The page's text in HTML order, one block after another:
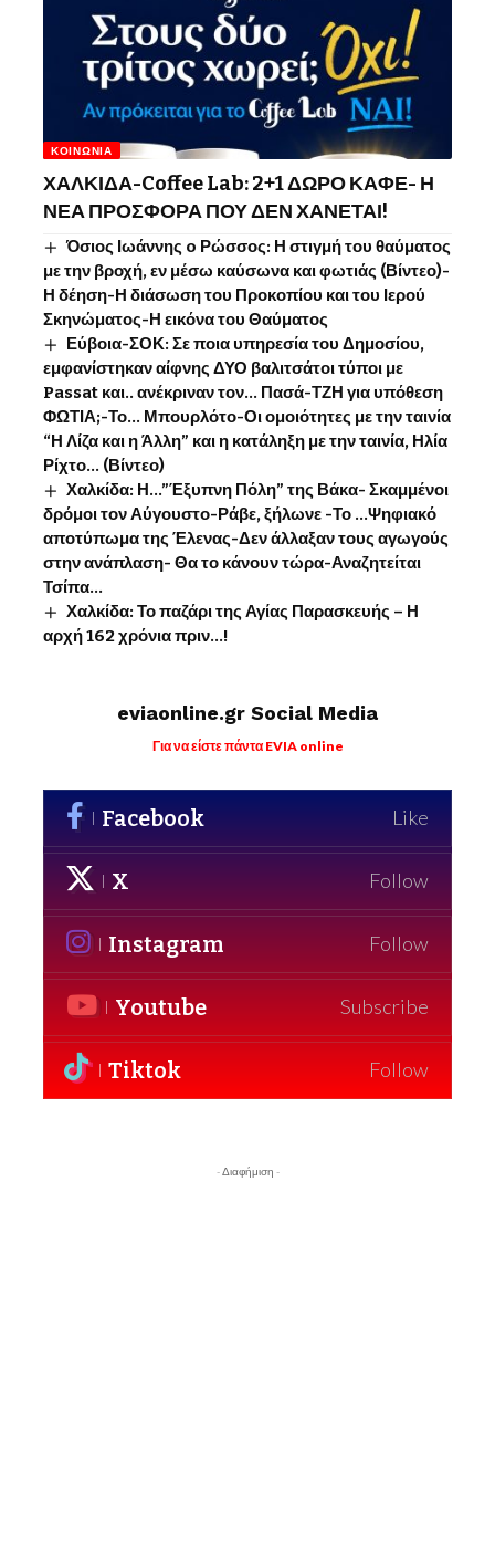
ΚΟΙΝΩΝΊΑ
ΧΑΛΚΙΔΑ-Coffee Lab: 2+1 ΔΩΡΟ ΚΑΦΕ- Η
ΝΕΑ ΠΡΟΣΦΟΡΑ ΠΟΥ ΔΕΝ ΧΑΝΕΤΑΙ!
Όσιος Ιωάννης o Ρώσσος: Η στιγμή του θαύματος
με την βροχή, εν μέσω καύσωνα και φωτιάς (Βίντεο)-
Η δέηση-Η διάσωση του Προκοπίου και του Ιερού
Σκηνώματος-Η εικόνα του Θαύματος
Εύβοια-ΣΟΚ: Σε ποια υπηρεσία του Δημοσίου,
εμφανίστηκαν αίφνης ΔΥΟ βαλιτσάτοι τύποι με
Passat και.. ανέκριναν τον… Πασά-ΤΖΗ για υπόθεση
ΦΩΤΙΑ;-Το… Μπουρλότο-Οι ομοιότητες με την ταινία
“Η Λίζα και η Άλλη” και η κατάληξη με την ταινία, Ηλία
Ρίχτο… (Βίντεο)
Χαλκίδα: Η…”Έξυπνη Πόλη” της Βάκα- Σκαμμένοι
δρόμοι τον Αύγουστο-Ράβε, ξήλωνε -Το …Ψηφιακό
αποτύπωμα της Έλενας-Δεν άλλαξαν τους αγωγούς
στην ανάπλαση- Θα το κάνουν τώρα-Αναζητείται
Τσίπα…
Χαλκίδα: Το παζάρι της Αγίας Παρασκευής – Η
αρχή 162 χρόνια πριν…!
eviaonline.gr Social Media
Για να είστε πάντα EVIA online
Facebook Like
X Follow
Instagram Follow
Youtube Subscribe
Tiktok Follow
- Διαφήμιση -